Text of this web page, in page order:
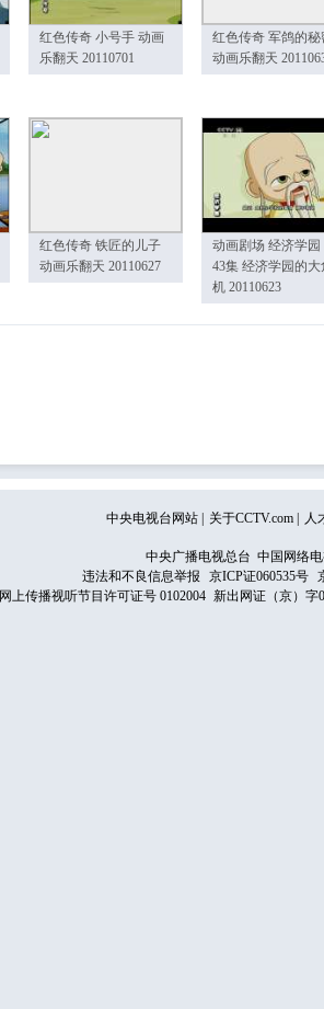
红色传奇 小号手 动画
乐翻天 20110701
红色传奇 军鸽的秘
动画乐翻天
红色传奇 铁匠的儿子
动画乐翻天 20110627
动画剧场 经济学园
43集 经济学园的大
机 20110623
中央电视台网站 关于CCTV.com 人
中央广播电视总台 中国网络
违法和不良信息举报
京ICP证060535号
网上传播视听节目许可证号 0102004 新出网证（京）